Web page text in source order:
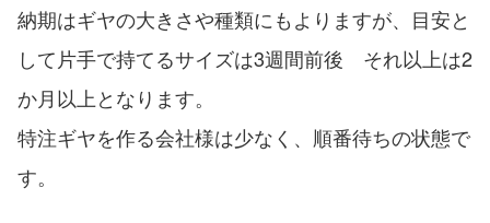
納期はギヤの大きさや種類にもよりますが、目安と
して片手で持てるサイズは3週間前後 それ以上は2
か月以上となります。
特注ギヤを作る会社様は少なく、順番待ちの状態で
す。